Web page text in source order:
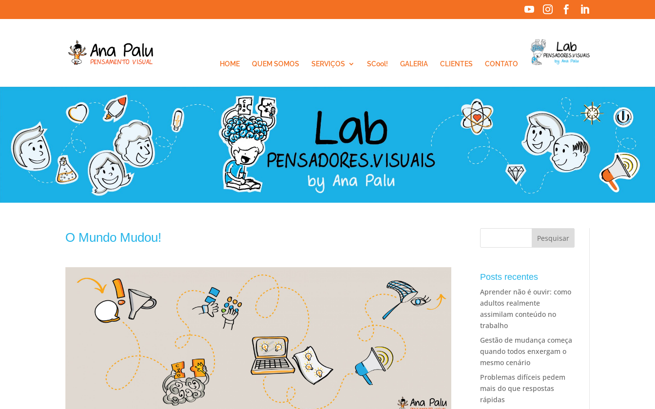
   
HOME QUEM SOMOS SERVIÇOS SCool! GALERIA CLIENTES CONTATO
O Mundo Mudou!
Posts recentes
Aprender não é ouvir: como
adultos realmente
assimilam conteúdo no
trabalho
Gestão de mudança começa
quando todos enxergam o
mesmo cenário
Problemas difíceis pedem
mais do que respostas
rápidas